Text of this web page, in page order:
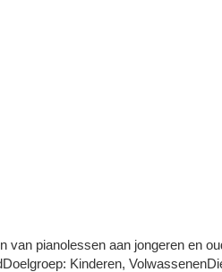
van pianolessen aan jongeren en
Kinderen,